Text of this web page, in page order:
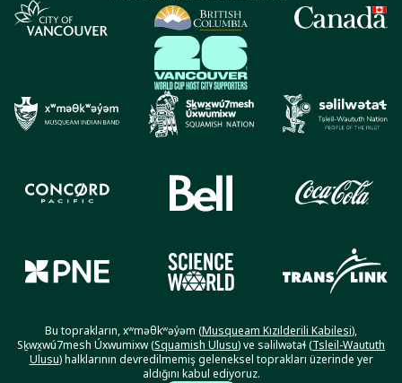
Bu toprakların, xʷməθkʷəy̓əm (Musqueam Kızılderili Kabilesi),
Sḵwx̱wú7mesh Úxwumixw (Squamish Ulusu) ve səlilwətaɬ (Tsleil-Waututh
Ulusu) halklarının devredilmemiş geleneksel toprakları üzerinde yer
aldığını kabul ediyoruz.